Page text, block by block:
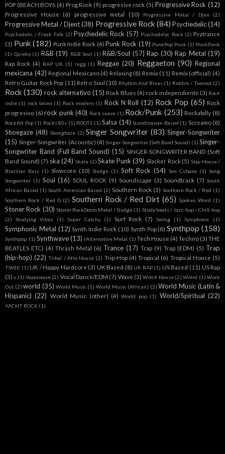
POP (BEACH BOYS (4) Prog Rock (9) progresive rock (5) Progressive Rock (12)
Progressive House (6) progressive metal (10) Progressive Metal / Djen (2)
Progressive Metal / Djent (38) Progressive Rock (84) Psychedelic(14)
Psychedelic / Freak Folk (2) Psychedelic Rock (57) Psychedelyc Rock (2) Psytrance
(3) Punk (182) Punk Indie Rock (4) Punk Rock (19) PunkPop Punk (1) PunkPunk
(1) Quieky (1) R&B (19) R&B Soul (1) R&B/Soul (57) Rap (30) Rap Metal (19)
Rap Rock (4) RAP UK (1) regg (1) Reggae (20) Reggaeton (90) Regional
mexicana (42) Regional Mexicano (4) Relaxing (8) Remix (11) Remix (official) (4)
Retro Guitar Rock Pop (11) Retro Soul (10) Rhythm And Blues (1) Riddim / Tearout (2)
Rock (130) rock alternativo (15) Rock Blues (4) rock independiente (3) Rock
indie (1) rock latino (1) Rock modern (1) Rock N Roll (12) Rock Pop (65) Rock
progresivo (6) rock punk (40) Rock suave (1) Rock/Punk (253) Rockabilly (8)
RockAlt Pop (1) Rocks 80s (1) ROOTS (1) Salsa (14) Scandinavian Based (1) Screamo (8)
Shoegaze (48) Shoeghaze (2) Singer Songwriter (83) Singer-Songwriter
(15) Singer-Songwriter (Acoustic) (4) Singer-Songwriter (Soft Band Sound) (1) Singer-
Songwriter Band (Full Band Sound) (15) SINGER-SONGWRITER BAND (Soft
Band Sound) (7) ska (24) Skate (2) Skate Punk (39) Slacker Rock (5) Slap House /
Brazilian Bass (1) Slowcore (10) Sludge (1) Soft Rock (54) Son Cubano (1) Song
Songwriter (1) Soul (16) SOUL ROCK (9) Soundscape (3) Soundtrack (7) South
African Based (1) South American Based (2) Southern Rock (3) Southern Rock / Red (1)
Southern Rock / Red D (2) Southern Rock / Red Dirt (65) Spoken Word (1)
Stoner Rock (30) Stoner RockDoom Metal / Sludge (1) Study beats / Jazz-hop / Chill-hop
(2)
Studying Vibes (1) Super Catchy (1) Surf Rock (7) Swing (1) Symphonic (1)
Symphonic Metal (12) Synth Indie Rock (10) Synth Pop (8) Synthpop (158)
Synthpop. (1) Synthwave (13) tAlternative Metal (1) Tech House (4) Techno (3) THE
BEATLES ETC) (4) Thrash Metal (6) Trance (17) Trap (9) Trap (EDM) (5) Trap
(hip-hop) (22) Tribal / Afro House (2) Trip-Hop (4) Tropical (6) Tropical House (5)
TWEE (1) UK / Happy Hardcore (3) UK Based (8) UK RAP (1) US Based (11) US Rap
(3) v (1) Vaporwave (2) Vocal Dance/EDM (7) Wave (3) Witch House (2) Wolrd (1) Work
Out (2) world (35) World Music (1) World Music (African) (2) World Music (Latin &
Hispanic) (22) World Music (other) (4) World pop (1) World/Spiritual (22)
YACHT ROCK (1)